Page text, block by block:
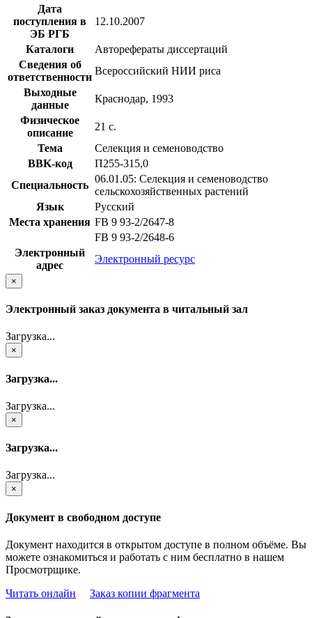
Дата
поступления в
ЭБ РГБ
12.10.2007
Каталоги
Авторефераты диссертаций
Сведения об
ответственности
Всероссийский НИИ риса
Выходные
данные
Краснодар, 1993
Физическое
описание
21 с.
Тема
Селекция и семеноводство
BBK-код
П255-315,0
Специальность
06.01.05: Селекция и семеноводство
сельскохозяйственных растений
Язык
Русский
Места хранения FB 9 93-2/2647-8
FB 9 93-2/2648-6
Электронный
адрес
Электронный ресурс
×
Электронный заказ документа в читальный зал
Загрузка...
×
Загрузка...
Загрузка...
×
Загрузка...
Загрузка...
×
Документ в свободном доступе
Документ находится в открытом доступе в полном объёме. Вы
можете ознакомиться и работать с ним бесплатно в нашем
Просмотрщике.
Читать онлайн
Заказ копии фрагмента